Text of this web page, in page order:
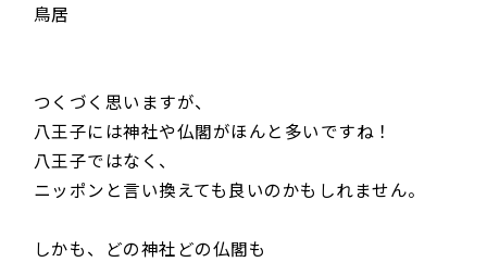
鳥居
つくづく思いますが、
八王子には神社や仏閣がほんと多いですね！
八王子ではなく、
ニッポンと言い換えても良いのかもしれません。
しかも、どの神社どの仏閣も